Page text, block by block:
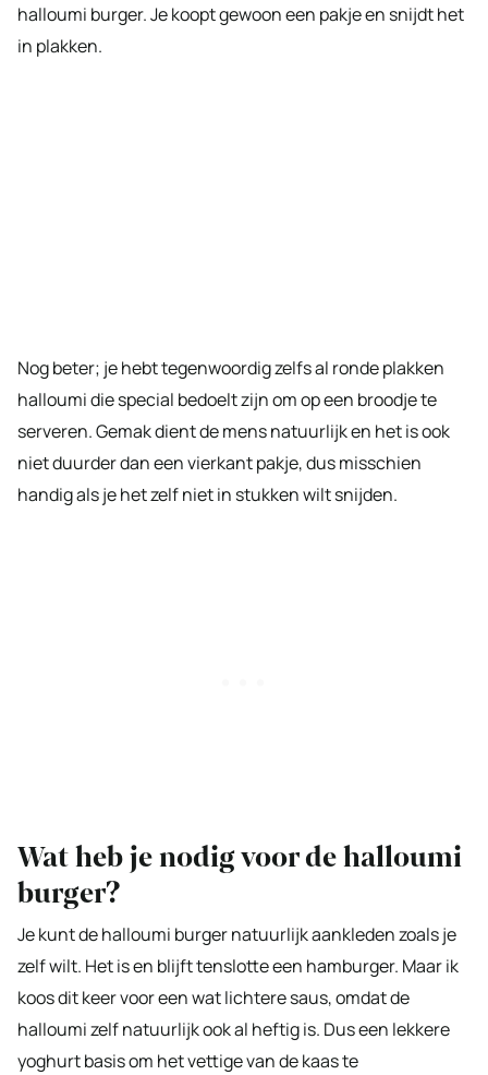
halloumi burger. Je koopt gewoon een pakje en snijdt het
in plakken.
Nog beter; je hebt tegenwoordig zelfs al ronde plakken
halloumi die special bedoelt zijn om op een broodje te
serveren. Gemak dient de mens natuurlijk en het is ook
niet duurder dan een vierkant pakje, dus misschien
handig als je het zelf niet in stukken wilt snijden.
Wat heb je nodig voor de halloumi
burger?
Je kunt de halloumi burger natuurlijk aankleden zoals je
zelf wilt. Het is en blijft tenslotte een hamburger. Maar ik
koos dit keer voor een wat lichtere saus, omdat de
halloumi zelf natuurlijk ook al heftig is. Dus een lekkere
yoghurt basis om het vettige van de kaas te